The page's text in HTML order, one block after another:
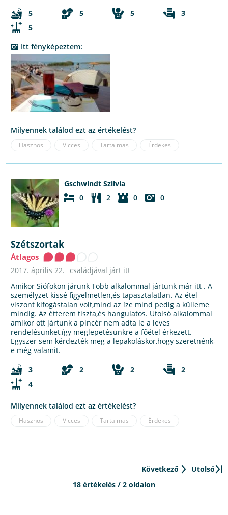
5
5 5
3
5
Itt fényképeztem:
Milyennek találod ezt az értékelést?
Hasznos Vicces Tartalmas Érdekes
Gschwindt Szilvia
0
2 0 0
Szétszortak
Átlagos
2017. április 22.
családjával járt itt
Amikor Siófokon járunk Több alkalommal jártunk már itt . A
személyzet kissé figyelmetlen,és tapasztalatlan. Az étel
viszont kifogástalan volt,mind az íze mind pedig a külleme
mindig. Az étterem tiszta,és hangulatos. Utolsó alkalommal
amikor ott jártunk a pincér nem adta le a leves
rendelésünket,így meglepetésünkre a főétel érkezett.
Egyszer sem kérdezték meg a lepakoláskor,hogy szeretnénk-
e még valamit.
3
2 2
2
4
Milyennek találod ezt az értékelést?
Hasznos Vicces Tartalmas Érdekes
Következő
Utolsó
18 értékelés / 2 oldalon